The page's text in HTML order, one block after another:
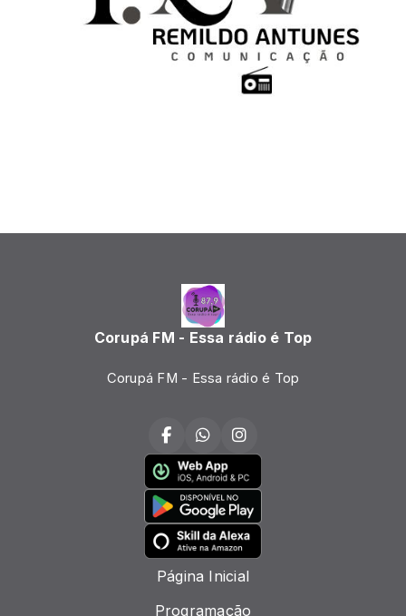
Corupá FM - Essa rádio é Top
Corupá FM - Essa rádio é Top
Página Inicial
Programação